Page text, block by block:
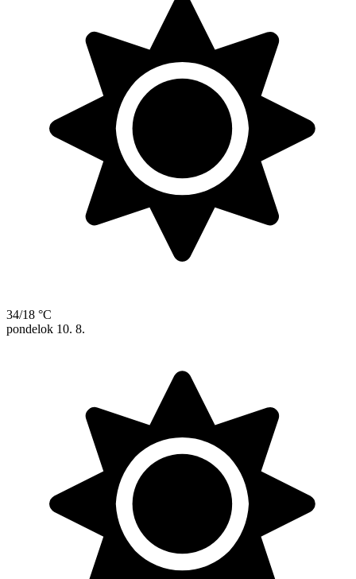
34/18 °C
pondelok 10. 8.